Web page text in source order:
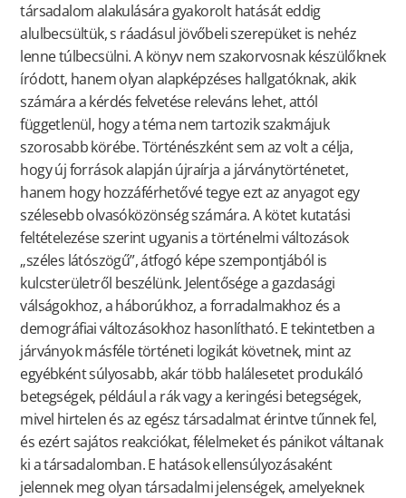
társadalom alakulására gyakorolt hatását eddig
alulbecsültük, s ráadásul jövőbeli szerepüket is nehéz
lenne túlbecsülni. A könyv nem szakorvosnak készülőknek
íródott, hanem olyan alapképzéses hallgatóknak, akik
számára a kérdés felvetése releváns lehet, attól
függetlenül, hogy a téma nem tartozik szakmájuk
szorosabb körébe. Történészként sem az volt a célja,
hogy új források alapján újraírja a járványtörténetet,
hanem hogy hozzáférhetővé tegye ezt az anyagot egy
szélesebb olvasóközönség számára. A kötet kutatási
feltételezése szerint ugyanis a történelmi változások
„széles látószögű”, átfogó képe szempontjából is
kulcsterületről beszélünk. Jelentősége a gazdasági
válságokhoz, a háborúkhoz, a forradalmakhoz és a
demográfiai változásokhoz hasonlítható. E tekintetben a
járványok másféle történeti logikát követnek, mint az
egyébként súlyosabb, akár több halálesetet produkáló
betegségek, például a rák vagy a keringési betegségek,
mivel hirtelen és az egész társadalmat érintve tűnnek fel,
és ezért sajátos reakciókat, félelmeket és pánikot váltanak
ki a társadalomban. E hatások ellensúlyozásaként
jelennek meg olyan társadalmi jelenségek, amelyeknek